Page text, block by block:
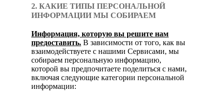
2. КАКИЕ ТИПЫ ПЕРСОНАЛЬНОЙ
ИНФОРМАЦИИ МЫ СОБИРАЕМ
Информация, которую вы решите нам
предоставить. В зависимости от того, как вы
взаимодействуете с нашими Сервисами, мы
собираем персональную информацию,
которой вы предпочитаете поделиться с нами,
включая следующие категории персональной
информации: